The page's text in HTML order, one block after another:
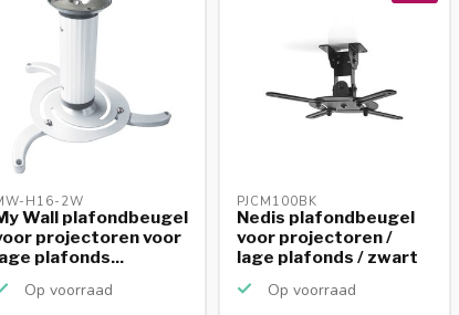
H16-2W
Wall plafondbeugel
projectoren voor
plafonds...
Op voorraad
PJCM100BK
Nedis plafondbeugel
voor projectoren /
lage plafonds / zwart
Op voorraad